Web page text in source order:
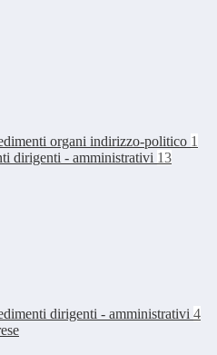
organi indirizzo-politico 1
dirigenti - amministrativi 13
dirigenti - amministrativi 4